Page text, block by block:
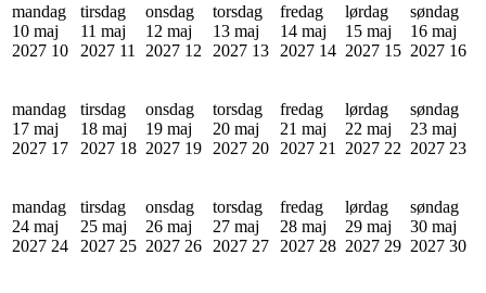
mandag
10 maj
2027 10
tirsdag
11 maj
2027 11
onsdag
12 maj
2027 12
torsdag
13 maj
2027 13
fredag
14 maj
2027 14
lørdag
15 maj
2027 15
søndag
16 maj
2027 16
mandag
17 maj
2027 17
tirsdag
18 maj
2027 18
onsdag
19 maj
2027 19
torsdag
20 maj
2027 20
fredag
21 maj
2027 21
lørdag
22 maj
2027 22
søndag
23 maj
2027 23
mandag
24 maj
2027 24
tirsdag
25 maj
2027 25
onsdag
26 maj
2027 26
torsdag
27 maj
2027 27
fredag
28 maj
2027 28
lørdag
29 maj
2027 29
søndag
30 maj
2027 30